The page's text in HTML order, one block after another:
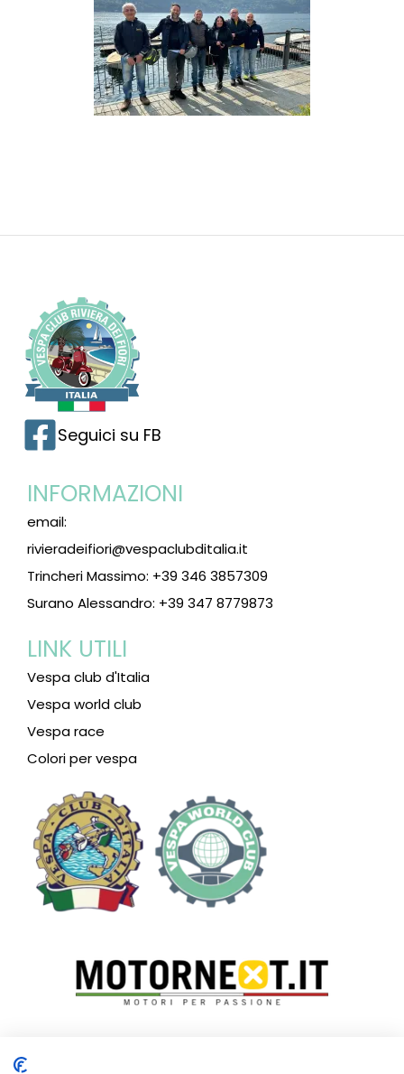
Seguici su FB
INFORMAZIONI
email:
rivieradeifiori@vespaclubditalia.it
Trincheri Massimo: +39 346 3857309
Surano Alessandro: +39 347 8779873
LINK UTILI
Vespa club d'Italia
Vespa world club
Vespa race
Colori per vespa